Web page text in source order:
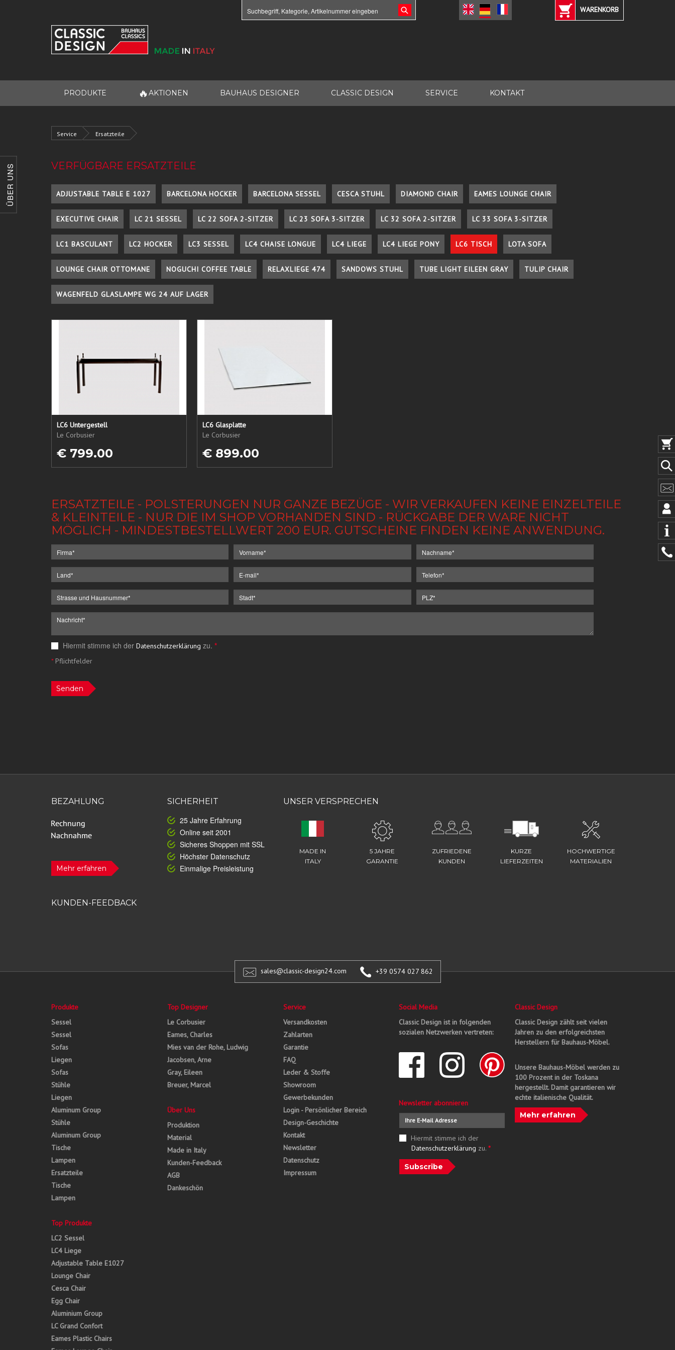
ÜBER UNS
WARENKORB
PRODUKTE 🔥 AKTIONEN BAUHAUS DESIGNER CLASSIC DESIGN SERVICE KONTAKT
Service Ersatzteile
VERFÜGBARE ERSATZTEILE
ADJUSTABLE TABLE E 1027 BARCELONA HOCKER BARCELONA SESSEL CESCA STUHL DIAMOND CHAIR EAMES LOUNGE CHAIR
EXECUTIVE CHAIR LC 21 SESSEL LC 22 SOFA 2-SITZER LC 23 SOFA 3-SITZER LC 32 SOFA 2-SITZER LC 33 SOFA 3-SITZER
LC1 BASCULANT LC2 HOCKER LC3 SESSEL LC4 CHAISE LONGUE LC4 LIEGE LC4 LIEGE PONY LC6 TISCH LOTA SOFA
LOUNGE CHAIR OTTOMANE NOGUCHI COFFEE TABLE RELAXLIEGE 474 SANDOWS STUHL TUBE LIGHT EILEEN GRAY TULIP CHAIR
WAGENFELD GLASLAMPE WG 24 AUF LAGER
LC6 Untergestell
Le Corbusier
€ 799.00
LC6 Glasplatte
Le Corbusier
€ 899.00
ERSATZTEILE - POLSTERUNGEN NUR GANZE BEZÜGE - WIR VERKAUFEN KEINE EINZELTEILE
& KLEINTEILE - NUR DIE IM SHOP VORHANDEN SIND - RÜCKGABE DER WARE NICHT
MÖGLICH - MINDESTBESTELLWERT 200 EUR. GUTSCHEINE FINDEN KEINE ANWENDUNG.
Hiermit stimme ich der Datenschutzerklärung zu. *
*Pflichtfelder
Senden
BEZAHLUNG
Mehr erfahren
SICHERHEIT
25 Jahre Erfahrung
Online seit 2001
Sicheres Shoppen mit SSL
Höchster Datenschutz
Einmalige Preisleistung
UNSER VERSPRECHEN
MADE IN
ITALY
5 JAHRE
GARANTIE
ZUFRIEDENE
KUNDEN
KURZE
LIEFERZEITEN
HOCHWERTIGE
MATERIALIEN
KUNDEN-FEEDBACK
sales@classic-design24.com +39 0574 027 862
Produkte
Sessel
Sessel
Sofas
Liegen
Sofas
Stühle
Liegen
Aluminum Group
Stühle
Aluminum Group
Tische
Lampen
Ersatzteile
Tische
Lampen
Top Produkte
LC2 Sessel
LC4 Liege
Adjustable Table E1027
Lounge Chair
Cesca Chair
Egg Chair
Aluminium Group
LC Grand Confort
Eames Plastic Chairs
Top Designer
Le Corbusier
Eames, Charles
Mies van der Rohe, Ludwig
Jacobsen, Arne
Gray, Eileen
Breuer, Marcel
Über Uns
Produktion
Material
Made in Italy
Kunden-Feedback
AGB
Dankeschön
Service
Versandkosten
Zahlarten
Garantie
FAQ
Leder & Stoffe
Showroom
Gewerbekunden
Login - Persönlicher Bereich
Design-Geschichte
Kontakt
Newsletter
Datenschutz
Impressum
Social Media
Classic Design ist in folgenden
sozialen Netzwerken vertreten:
Newsletter abonnieren
Hiermit stimme ich der
Datenschutzerklärung zu. *
Subscribe
Classic Design
Classic Design zählt seit vielen
Jahren zu den erfolgreichsten
Herstellern für Bauhaus-Möbel.
Unsere Bauhaus-Möbel werden zu
100 Prozent in der Toskana
hergestellt. Damit garantieren wir
echte italienische Qualität.
Mehr erfahren